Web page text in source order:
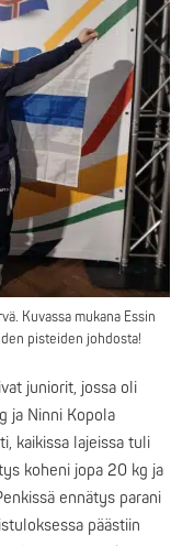
Kuvassa mukana Essin
pisteiden johdosta!
juniorit, jossa oli
ja Ninni Kopola
kaikissa lajeissa tuli
koheni jopa 20 kg ja
ennätys parani
päästiin